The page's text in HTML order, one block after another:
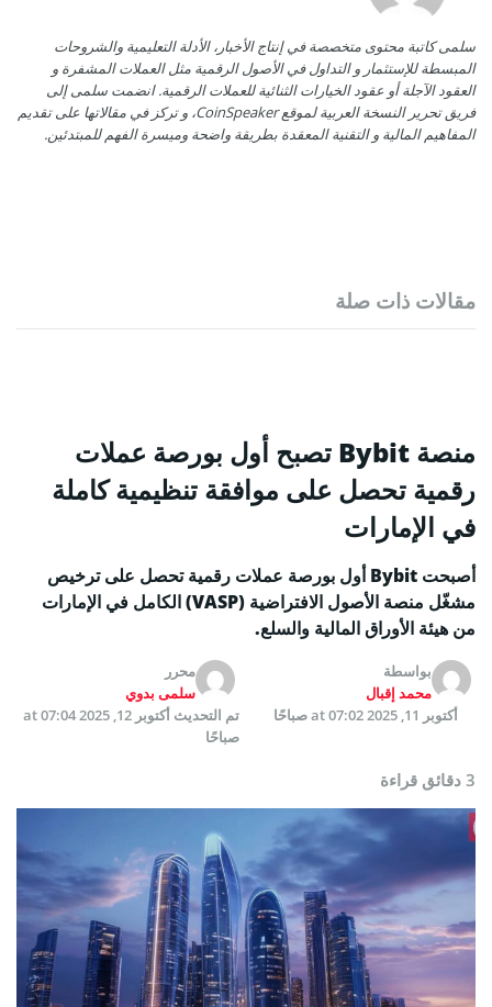
سلمى كاتبة محتوى متخصصة في إنتاج الأخبار، الأدلة التعليمية والشروحات
المبسطة للإستثمار و التداول في الأصول الرقمية مثل العملات المشفرة و
العقود الآجلة أو عقود الخيارات الثنائية للعملات الرقمية. انضمت سلمى إلى
فريق تحرير النسخة العربية لموقع CoinSpeaker، و تركز في مقالاتها على تقديم
المفاهيم المالية و التقنية المعقدة بطريقة واضحة وميسرة الفهم للمبتدئين.
مقالات ذات صلة
منصة Bybit تصبح أول بورصة عملات
رقمية تحصل على موافقة تنظيمية كاملة
في الإمارات
أصبحت Bybit أول بورصة عملات رقمية تحصل على ترخيص
مشغّل منصة الأصول الافتراضية (VASP) الكامل في الإمارات
من هيئة الأوراق المالية والسلع.
بواسطة
محمد إقبال
محرر
سلمى بدوي
أكتوبر 11, 2025 at 07:02 صباحًا
تم التحديث
أكتوبر 12, 2025 at 07:04
صباحًا
3 دقائق قراءة